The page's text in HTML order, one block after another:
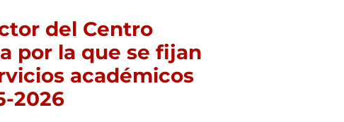
del Centro
por la que se fijan
académicos
2026